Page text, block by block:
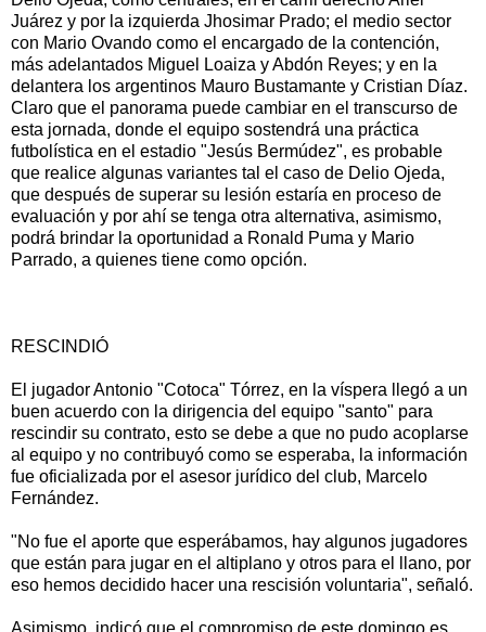
Juárez y por la izquierda Jhosimar Prado; el medio sector
con Mario Ovando como el encargado de la contención,
más adelantados Miguel Loaiza y Abdón Reyes; y en la
delantera los argentinos Mauro Bustamante y Cristian Díaz.
Claro que el panorama puede cambiar en el transcurso de
esta jornada, donde el equipo sostendrá una práctica
futbolística en el estadio "Jesús Bermúdez", es probable
que realice algunas variantes tal el caso de Delio Ojeda,
que después de superar su lesión estaría en proceso de
evaluación y por ahí se tenga otra alternativa, asimismo,
podrá brindar la oportunidad a Ronald Puma y Mario
Parrado, a quienes tiene como opción.
RESCINDIÓ
El jugador Antonio "Cotoca" Tórrez, en la víspera llegó a un
buen acuerdo con la dirigencia del equipo "santo" para
rescindir su contrato, esto se debe a que no pudo acoplarse
al equipo y no contribuyó como se esperaba, la información
fue oficializada por el asesor jurídico del club, Marcelo
Fernández.
"No fue el aporte que esperábamos, hay algunos jugadores
que están para jugar en el altiplano y otros para el llano, por
eso hemos decidido hacer una rescisión voluntaria", señaló.
Asimismo, indicó que el compromiso de este domingo es